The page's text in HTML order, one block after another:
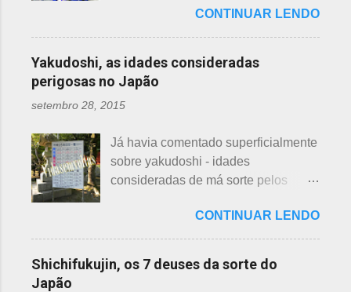
flor de lotus, na postagem anterior
e imagens de uma pla...
Arashiyama, em Kyoto, inclusive nos
jardins do Heian Jinja. Esses baldes
com água, escritos 消火用, ou Shōka-
yō, balde para combate a incêndios,
incêndios, para que não se
propaguem. A colocação dos baldes
depende de cada associação de
bairro, não sendo, portanto,
obrigatória, e visto em pouquíssimas
uma opinião, não consultei ninguém
Roupas de crianças, em perfeito
estado, que não servem mais, peças
novas, semi novas, de pouco uso. O
que fazer com elas? No Japão,
deparamos com este problema: a
quem doar. Existem lojas que
acessórios usados, mas nem sempre
tem interesse nas peças, além do
baixo preço oferecido. Doar dá uma
vender a preço baixo. O Japão é um
país que recicla há muitos anos e
leva muito a sério. Em cidades como
CONTINUAR LENDO
Yakudoshi, as idades consideradas
perigosas no Japão
setembro 28, 2015
Já havia comentado superficialmente
sobre yakudoshi - idades
consideradas de má sorte pelos
nesta >>> postagem e não havia
feito uma exclusiva sobre o assunto,
até porque existem toneladas de
informações pela net. No entanto, a
CONTINUAR LENDO
Shichifukujin, os 7 deuses da sorte do
Japão